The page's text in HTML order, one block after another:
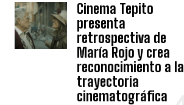
Cinema Tepito
presenta
retrospectiva de
María Rojo y crea
reconocimiento a la
trayectoria
cinematográfica